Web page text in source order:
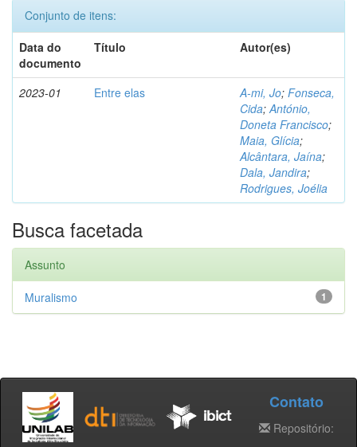
Conjunto de itens:
Data do
documento
Título Autor(es)
2023-01 Entre elas A-mi, Jo; Fonseca,
Cida;António,
Doneta Francisco;
Maia, Glícia;
Alcântara, Jaína;
Dala, Jandira;
Rodrigues, Joélia
Busca facetada
Assunto
1
Muralismo
Contato
Repositório: